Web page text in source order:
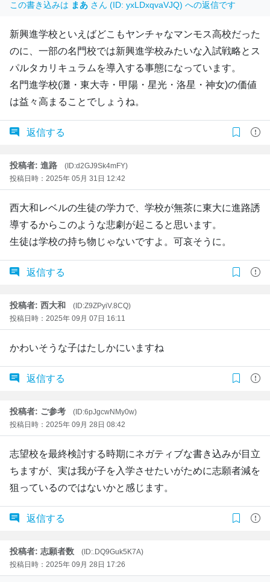
この書き込みは まあ さん (ID: yxLDxqvaVJQ) への返信です
新興進学校といえばどこもヤンチャなマンモス高校だった
のに、一部の名門校では新興進学校みたいな入試戦略とス
パルタカリキュラムを導入する事態になっています。
名門進学校(灘・東大寺・甲陽・星光・洛星・神女)の価値
は益々高まることでしょうね。
返信する
投稿者: 進路
(ID:d2GJ9Sk4mFY)
投稿日時：2025年 05月 31日 12:42
西大和レベルの生徒の学力で、学校が無茶に東大に進路誘
導するからこのような悲劇が起こると思います。
生徒は学校の持ち物じゃないですよ。可哀そうに。
返信する
投稿者: 西大和
(ID:Z9ZPyiV.8CQ)
投稿日時：2025年 09月 07日 16:11
かわいそうな子はたしかにいますね
返信する
投稿者: ご参考
(ID:6pJgcwNMy0w)
投稿日時：2025年 09月 28日 08:42
志望校を最終検討する時期にネガティブな書き込みが目立
ちますが、実は我が子を入学させたいがために志願者減を
狙っているのではないかと感じます。
返信する
投稿者: 志願者数
(ID:.DQ9Guk5K7A)
投稿日時：2025年 09月 28日 17:26